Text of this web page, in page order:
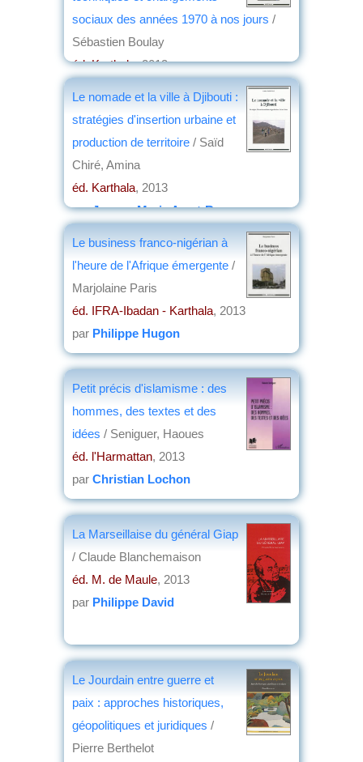
sociaux des années 1970 à nos jours /
Sébastien Boulay
éd. Karthala, 2013
Le nomade et la ville à Djibouti :
stratégies d'insertion urbaine et
production de territoire / Saïd
Chiré, Amina
éd. Karthala, 2013
parJeanne-Marie Amat-Roze
Le business franco-nigérian à
l'heure de l'Afrique émergente /
Marjolaine Paris
éd. IFRA-Ibadan - Karthala, 2013
par Philippe Hugon
Petit précis d'islamisme : des
hommes, des textes et des
idées / Seniguer, Haoues
éd. l'Harmattan, 2013
par Christian Lochon
La Marseillaise du général Giap
/ Claude Blanchemaison
éd. M. de Maule, 2013
par Philippe David
Le Jourdain entre guerre et
paix : approches historiques,
géopolitiques et juridiques /
Pierre Berthelot